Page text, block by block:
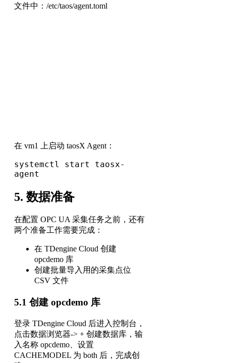
文件中：/etc/taos/agent.toml
在 vm1 上启动 taosX Agent：
systemctl start taosx-
agent
5. 数据准备
在配置 OPC UA 采集任务之前，还有
两个准备工作需要完成：
在 TDengine Cloud 创建
opcdemo 库
创建批量导入用的采集点位
CSV 文件
5.1 创建 opcdemo 库
登录 TDengine Cloud 后进入控制台，
点击数据浏览器-> + 创建数据库，输
入名称 opcdemo、设置
CACHEMODEL 为 both 后，完成创